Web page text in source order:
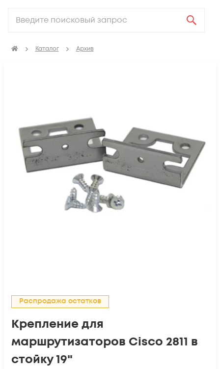
Каталог Архив
Распродажа остатков
Крепление для
маршрутизаторов Cisco 2811 в
стойку 19"